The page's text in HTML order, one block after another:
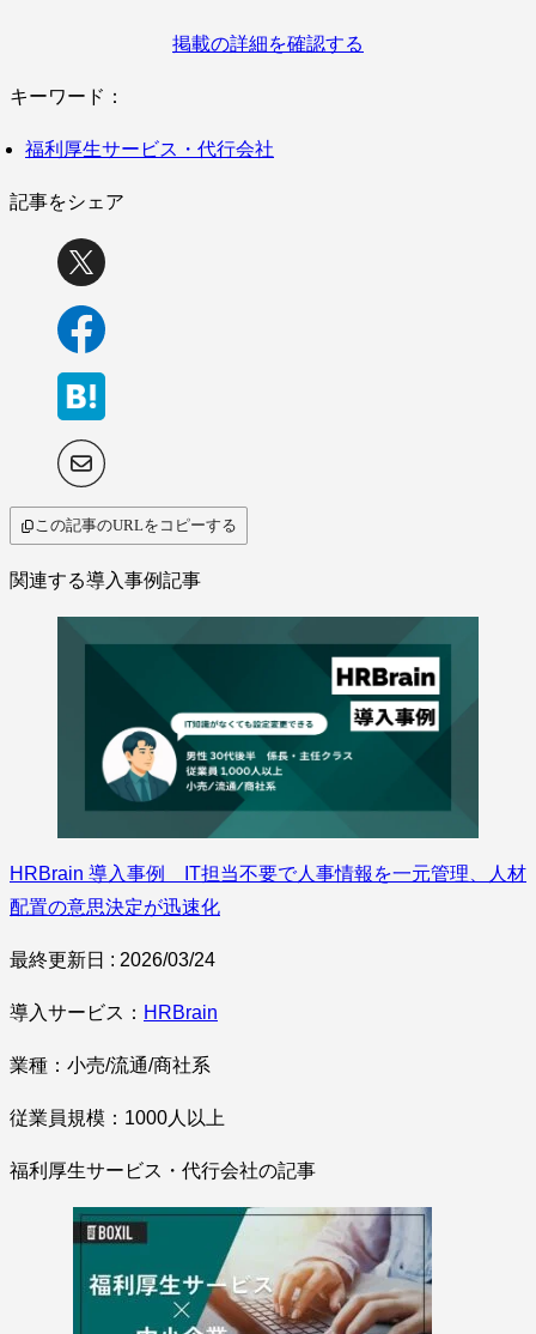
掲載の詳細を確認する
キーワード：
福利厚生サービス・代行会社
記事をシェア
この記事のURLをコピーする
関連する導入事例記事
HRBrain 導入事例 IT担当不要で人事情報を一元管理、人材
配置の意思決定が迅速化
最終更新日 : 2026/03/24
導入サービス： HRBrain
業種：小売/流通/商社系
従業員規模：1000人以上
福利厚生サービス・代行会社の記事